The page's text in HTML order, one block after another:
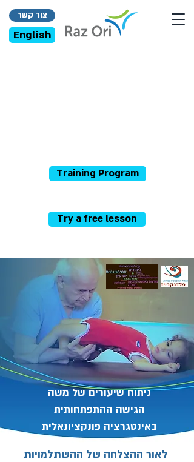
צור קשר
English
Training Program
Try a free lesson
ניתוח שיעורים של משה
הגישה ההתפתחותית
באינטגרציה פונקציונאלית
לאור ההצלחה של ההשתלמויות